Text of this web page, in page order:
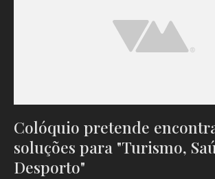
Colóquio pretende
soluções para "Turismo,
Desporto"